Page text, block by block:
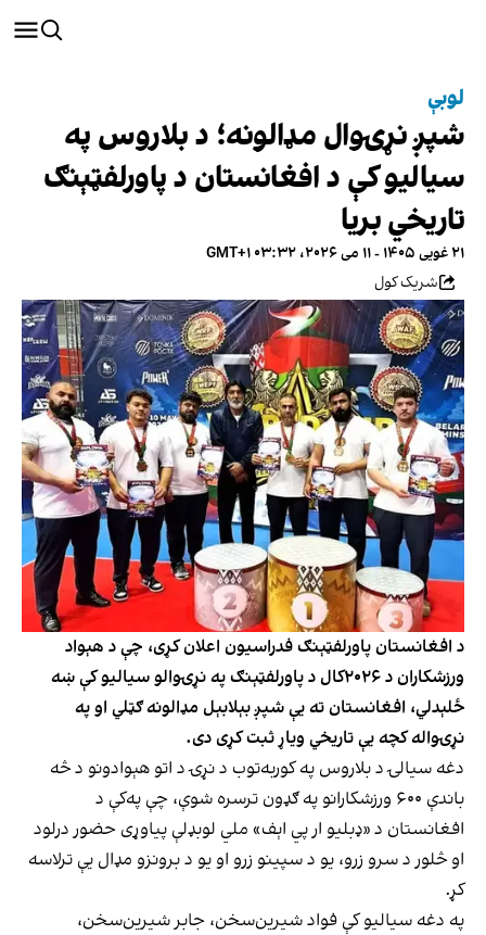
لوبې
شپږ نړۍوال مډالونه؛ د بلاروس په
سیالیو کې د افغانستان د پاورلفټېنګ
تاریخي بریا
۲۱ غویی ۱۴۰۵ - ۱۱ می ۲۰۲۶، ۰۳:۳۲ GMT+۱
شریک کول
د افغانستان پاورلفټېنګ فدراسیون اعلان کړی، چې د هېواد
ورزشکاران د ۲۰۲۶کال د پاورلفټېنګ په نړۍوالو سیالیو کې ښه
ځلېدلي، افغانستان ته یې شپږ بېلابېل مډالونه ګټلي او په
نړۍواله کچه یې تاریخي ویاړ ثبت کړی دی.
دغه سیالۍ د بلاروس په کوربه‌توب د نړۍ د اتو هېوادونو د څه
باندې ۶۰۰ ورزشکارانو په ګډون ترسره شوې، چې په‌کې د
افغانستان د «ډبلیو ار پي اېف» ملي لوبډلې پیاوړی حضور درلود
او څلور د سرو زرو، یو د سپینو زرو او یو د برونزو مډال یې ترلاسه
کړ.
په دغه سیالیو کې فواد شیرین‌سخن، جابر شیرین‌سخن،